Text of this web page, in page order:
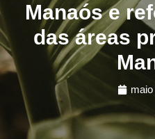
Manaós e
das áreas